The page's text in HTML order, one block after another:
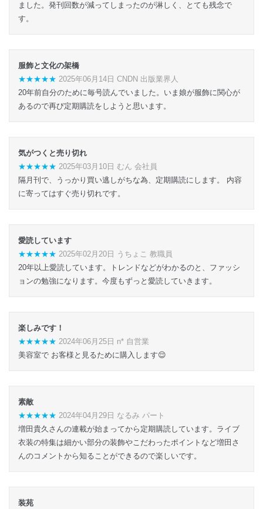
ました。発刊回数が減ってしまったのが淋しく、とても残念で
す。
服飾と文化の架橋
★★★★★ 2025年06月14日 CNDN 出版業界人
20年前自分のために毎号読んでいました。いま娘が服飾に関心が
あるので再び定期購読をしようと思います。
気がつくと売り切れ
★★★★★ 2025年03月10日 むん 会社員
隔月刊で、うっかり買い逃しがちな為、定期購読にします。 内容
に寄ってはすぐ売り切れです。
愛読しています
★★★★★ 2025年02月20日 うちょこ 教職員
20年以上愛読しています。トレンドなどがわかるのと、ファッシ
ョンの勉強になります。今度もずっと愛読していきます。
楽しみです！
★★★★★ 2024年06月25日 n* 自営業
美容室で お客様と見るために購入します😌
素敵
★★★★★ 2024年04月29日 なるみ パート
増田貴久さんの連載が始まってから定期購読しています。ライブ
衣装の特集は細かい部分の装飾やこだわったポイントなど増田さ
んのコメントから知ることができるので楽しいです。
装苑